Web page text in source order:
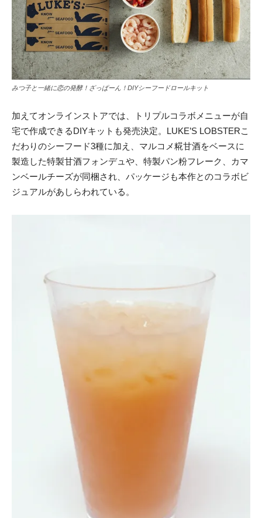
みつ子と一緒に恋の発酵！ざっぱーん！DIYシーフードロールキット
加えてオンラインストアでは、トリプルコラボメニューが自
宅で作成できるDIYキットも発売決定。LUKE’S LOBSTERこ
だわりのシーフード3種に加え、マルコメ糀甘酒をベースに
製造した特製甘酒フォンデュや、特製パン粉フレーク、カマ
ンベールチーズが同梱され、パッケージも本作とのコラボビ
ジュアルがあしらわれている。